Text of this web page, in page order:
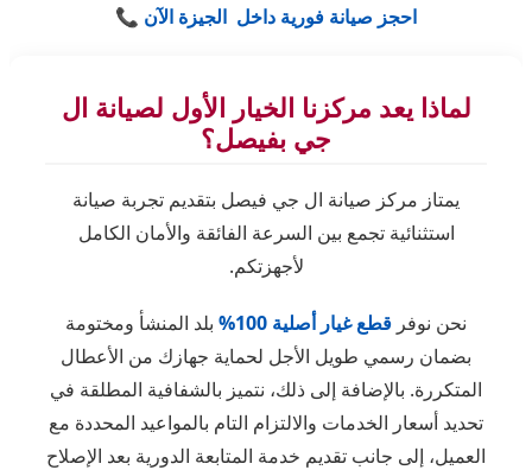
📞 احجز صيانة فورية داخل الجيزة الآن
لماذا يعد مركزنا الخيار الأول لصيانة ال
جي بفيصل؟
يمتاز مركز صيانة ال جي فيصل بتقديم تجربة صيانة
استثنائية تجمع بين السرعة الفائقة والأمان الكامل
لأجهزتكم.
نحن نوفر قطع غيار أصلية 100%
بلد المنشأ ومختومة
بضمان رسمي طويل الأجل لحماية جهازك من الأعطال
المتكررة. بالإضافة إلى ذلك، نتميز بالشفافية المطلقة في
تحديد أسعار الخدمات والالتزام التام بالمواعيد المحددة مع
العميل، إلى جانب تقديم خدمة المتابعة الدورية بعد الإصلاح